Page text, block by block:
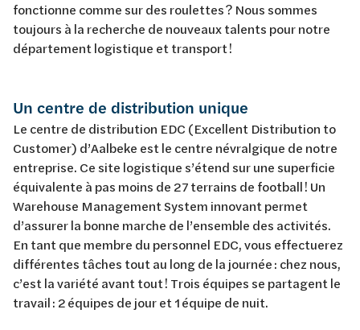
fonctionne comme sur des roulettes ? Nous sommes
toujours à la recherche de nouveaux talents pour notre
département logistique et transport !
Un centre de distribution unique
Le centre de distribution EDC (Excellent Distribution to
Customer) d’Aalbeke est le centre névralgique de notre
entreprise. Ce site logistique s’étend sur une superficie
équivalente à pas moins de 27 terrains de football ! Un
Warehouse Management System innovant permet
d’assurer la bonne marche de l’ensemble des activités.
En tant que membre du personnel EDC, vous effectuerez
différentes tâches tout au long de la journée : chez nous,
c’est la variété avant tout ! Trois équipes se partagent le
travail : 2 équipes de jour et 1 équipe de nuit.